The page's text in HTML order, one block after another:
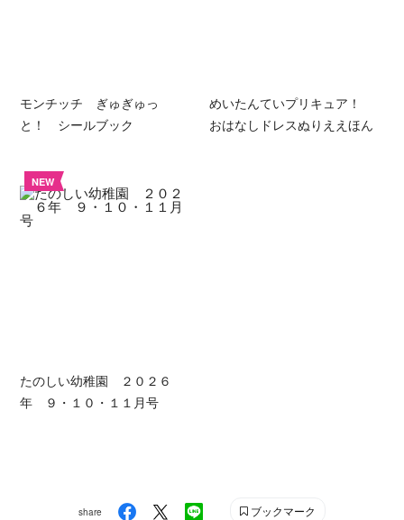
モンチッチ ぎゅぎゅっ
と！ シールブック
めいたんていプリキュア！
おはなしドレスぬりええほん
NEW
たのしい幼稚園 ２０２６
年 ９・１０・１１月号
share ブックマーク